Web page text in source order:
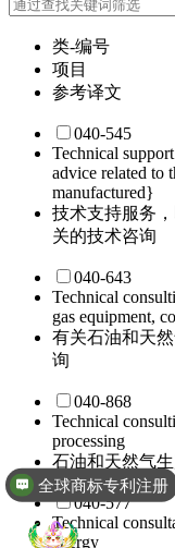
类-编号
项目
参考译文
040-545
Technical
advice related to
manufactured}
技术支持服务
关的技术咨询
040-643
Technical
gas equipment,
有关石油和天
询
040-868
Technical
processing
石油和天然气
040-577
Technical
energy
全球商标专利注册